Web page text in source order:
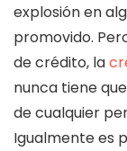
explosión en
promovido.
de crédito, la
nunca tiene
de cualquier
Igualmente es